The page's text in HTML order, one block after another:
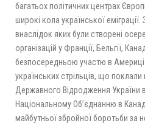
багатьох політичних центрах
широкі кола української еміграції.
внаслідок яких були створені
організацій у Франції, Бельгії,
безпосередньою участю в Америці
українських стрільців, що поклали
Державного Відродження України
Національному Об’єднанню в
майбутньої збройної боротьби за